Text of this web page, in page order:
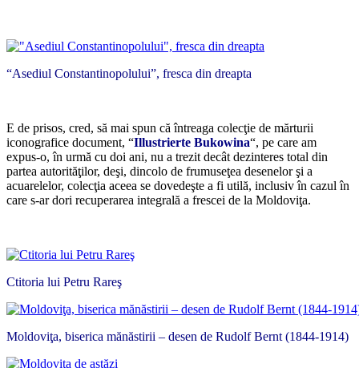
“Asediul Constantinopolului”, fresca din dreapta
E de prisos, cred, să mai spun că întreaga colecţie de mărturii
iconografice document, “Illustrierte Bukowina“, pe care am
expus-o, în urmă cu doi ani, nu a trezit decât dezinteres total din
partea autorităţilor, deşi, dincolo de frumuseţea desenelor şi a
acuarelelor, colecţia aceea se dovedeşte a fi utilă, inclusiv în cazul în
care s-ar dori recuperarea integrală a frescei de la Moldoviţa.
Ctitoria lui Petru Rareş
Moldoviţa, biserica mănăstirii – desen de Rudolf Bernt (1844-1914)